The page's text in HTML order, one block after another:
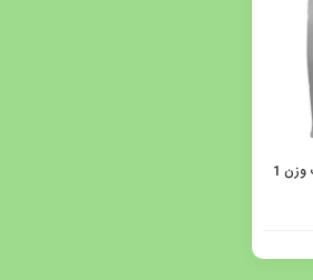
کود نیترات پتاسیم گرین پیک وزن 1